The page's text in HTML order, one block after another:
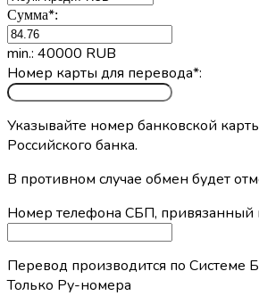
Сумма*:
min.: 40000 RUB
Номер карты для перевода*:
Указывайте номер банковской
Российского банка.
В противном случае обмен будет
Номер телефона СБП, привязанный
Перевод производится по Системе
Только Ру-номера